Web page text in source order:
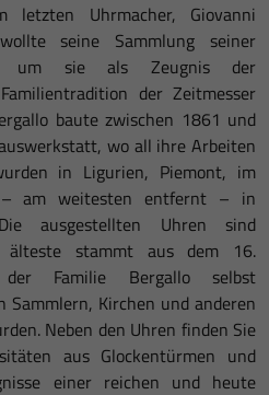
letzten Uhrmacher, Giovanni
seine Sammlung seiner
um sie als Zeugnis der
der Zeitmesser
baute zwischen 1861 und
wo all ihre Arbeiten
in Ligurien, Piemont, im
am weitesten entfernt – in
ausgestellten Uhren sind
älteste stammt aus dem 16.
Familie Bergallo selbst
Sammlern, Kirchen und anderen
Neben den Uhren finden Sie
aus Glockentürmen und
einer reichen und heute